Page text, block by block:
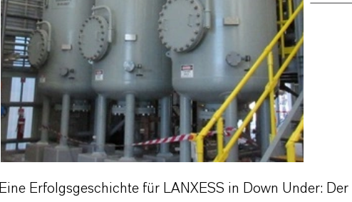
Eine Erfolgsgeschichte für LANXESS in Down Under: